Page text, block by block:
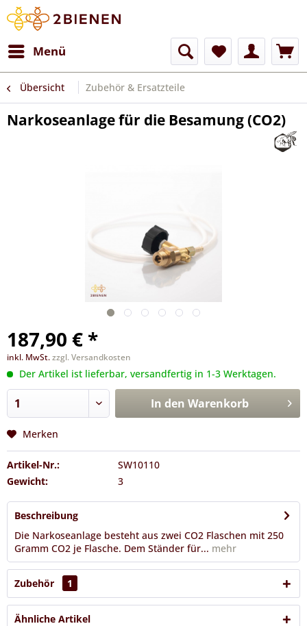
Menü
Übersicht Zubehör & Ersatzteile
Narkoseanlage für die Besamung (CO2)
187,90 € *
inkl. MwSt.zzgl. Versandkosten
Der Artikel ist lieferbar, versandfertig in 1-3 Werktagen.
In den Warenkorb
Merken
Artikel-Nr.:
SW10110
Gewicht:
3
Beschreibung
Die Narkoseanlage besteht aus zwei CO2 Flaschen mit 250
Gramm CO2 je Flasche. Dem Ständer für... mehr
Zubehör 1
Ähnliche Artikel